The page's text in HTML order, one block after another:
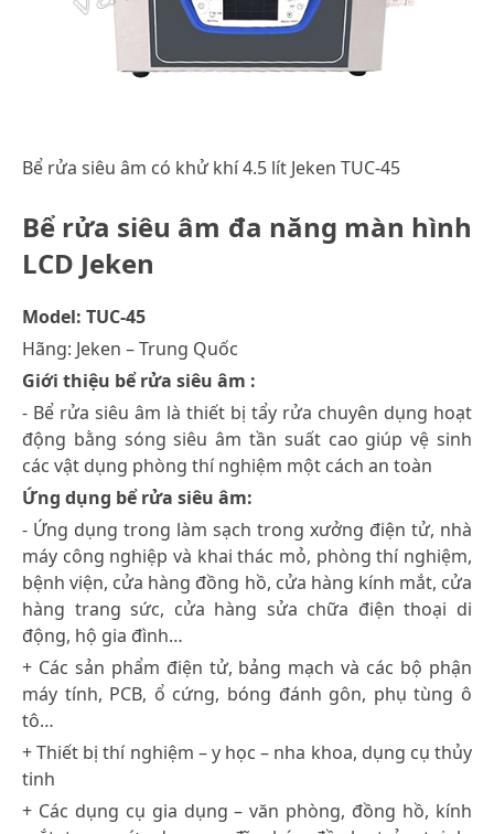
Bể rửa siêu âm có khử khí 4.5 lít Jeken TUC-45
Bể rửa siêu âm đa năng màn hình
LCD Jeken
Model: TUC-45
Hãng: Jeken – Trung Quốc
Giới thiệu bể rửa siêu âm :
- Bể rửa siêu âm là thiết bị tẩy rửa chuyên dụng hoạt
động bằng sóng siêu âm tần suất cao giúp vệ sinh
các vật dụng phòng thí nghiệm một cách an toàn
Ứng dụng bể rửa siêu âm:
- Ứng dụng trong làm sạch trong xưởng điện tử, nhà
máy công nghiệp và khai thác mỏ, phòng thí nghiệm,
bệnh viện, cửa hàng đồng hồ, cửa hàng kính mắt, cửa
hàng trang sức, cửa hàng sửa chữa điện thoại di
động, hộ gia đình…
+ Các sản phẩm điện tử, bảng mạch và các bộ phận
máy tính, PCB, ổ cứng, bóng đánh gôn, phụ tùng ô
tô…
+ Thiết bị thí nghiệm – y học – nha khoa, dụng cụ thủy
tinh
+ Các dụng cụ gia dụng – văn phòng, đồng hồ, kính